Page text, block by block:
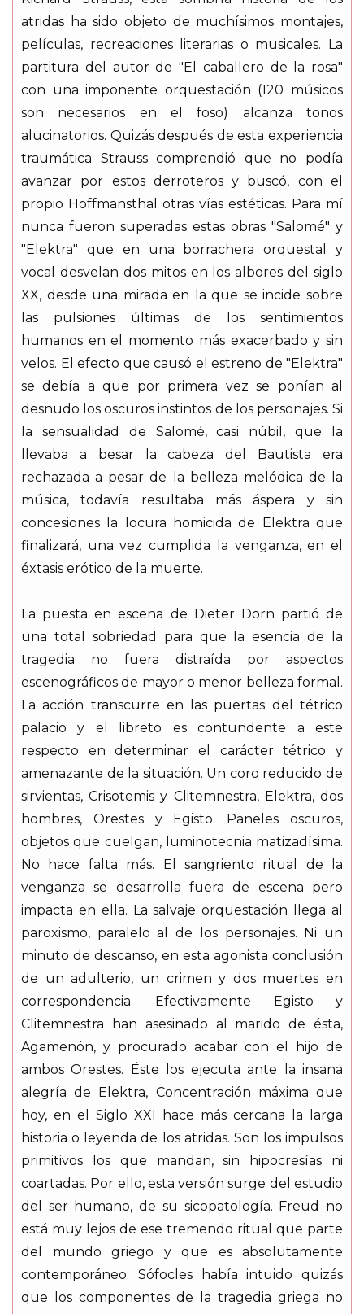
atridas ha sido objeto de muchísimos montajes,
películas, recreaciones literarias o musicales. La
partitura del autor de "El caballero de la rosa"
con una imponente orquestación (120 músicos
son necesarios en el foso) alcanza tonos
alucinatorios. Quizás después de esta experiencia
traumática Strauss comprendió que no podía
avanzar por estos derroteros y buscó, con el
propio Hoffmansthal otras vías estéticas. Para mí
nunca fueron superadas estas obras "Salomé" y
"Elektra" que en una borrachera orquestal y
vocal desvelan dos mitos en los albores del siglo
XX, desde una mirada en la que se incide sobre
las pulsiones últimas de los sentimientos
humanos en el momento más exacerbado y sin
velos. El efecto que causó el estreno de "Elektra"
se debía a que por primera vez se ponían al
desnudo los oscuros instintos de los personajes. Si
la sensualidad de Salomé, casi núbil, que la
llevaba a besar la cabeza del Bautista era
rechazada a pesar de la belleza melódica de la
música, todavía resultaba más áspera y sin
concesiones la locura homicida de Elektra que
finalizará, una vez cumplida la venganza, en el
éxtasis erótico de la muerte.
La puesta en escena de Dieter Dorn partió de
una total sobriedad para que la esencia de la
tragedia no fuera distraída por aspectos
escenográficos de mayor o menor belleza formal.
La acción transcurre en las puertas del tétrico
palacio y el libreto es contundente a este
respecto en determinar el carácter tétrico y
amenazante de la situación. Un coro reducido de
sirvientas, Crisotemis y Clitemnestra, Elektra, dos
hombres, Orestes y Egisto. Paneles oscuros,
objetos que cuelgan, luminotecnia matizadísima.
No hace falta más. El sangriento ritual de la
venganza se desarrolla fuera de escena pero
impacta en ella. La salvaje orquestación llega al
paroxismo, paralelo al de los personajes. Ni un
minuto de descanso, en esta agonista conclusión
de un adulterio, un crimen y dos muertes en
correspondencia. Efectivamente Egisto y
Clitemnestra han asesinado al marido de ésta,
Agamenón, y procurado acabar con el hijo de
ambos Orestes. Éste los ejecuta ante la insana
alegría de Elektra, Concentración máxima que
hoy, en el Siglo XXI hace más cercana la larga
historia o leyenda de los atridas. Son los impulsos
primitivos los que mandan, sin hipocresías ni
coartadas. Por ello, esta versión surge del estudio
del ser humano, de su sicopatología. Freud no
está muy lejos de ese tremendo ritual que parte
del mundo griego y que es absolutamente
contemporáneo. Sófocles había intuido quizás
que los componentes de la tragedia griega no